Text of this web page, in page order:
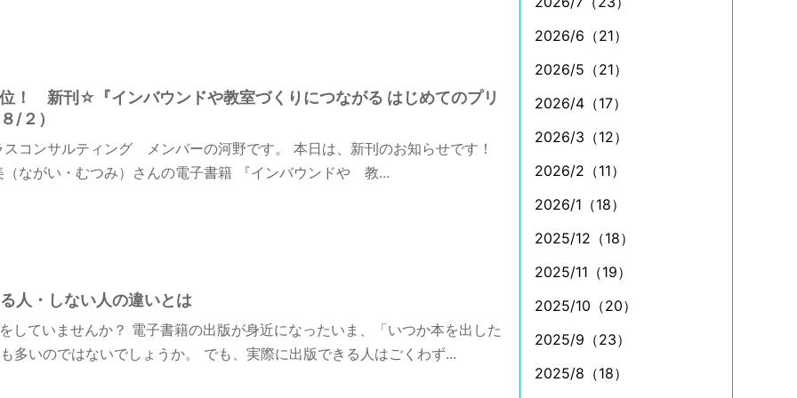
！ 新刊☆『インバウンドや教室づくりにつながる はじめてのプリ
/２）
コンサルティング メンバーの河野です。 本日は、新刊のお知らせです！
（ながい・むつみ）さんの電子書籍 『インバウンドや 教...
人・しない人の違いとは
していませんか？ 電子書籍の出版が身近になったいま、「いつか本を出した
多いのではないでしょうか。 でも、実際に出版できる人はごくわず...
2026/6（21）
2026/5（21）
2026/4（17）
2026/3（12）
2026/2（11）
2026/1（18）
2025/12（18）
2025/11（19）
2025/10（20）
2025/9（23）
2025/8（18）